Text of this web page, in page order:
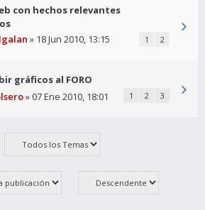
con hechos relevantes
» 18 Jun 2010, 13:15 1 2
gráficos al FORO
» 07 Ene 2010, 18:01 1 2 3